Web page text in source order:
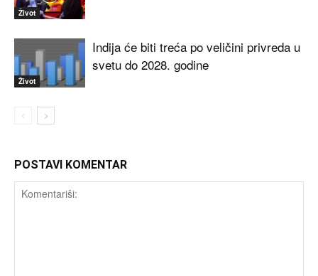
Život
Život
Indija će biti treća po veličini privreda u
svetu do 2028. godine
POSTAVI KOMENTAR